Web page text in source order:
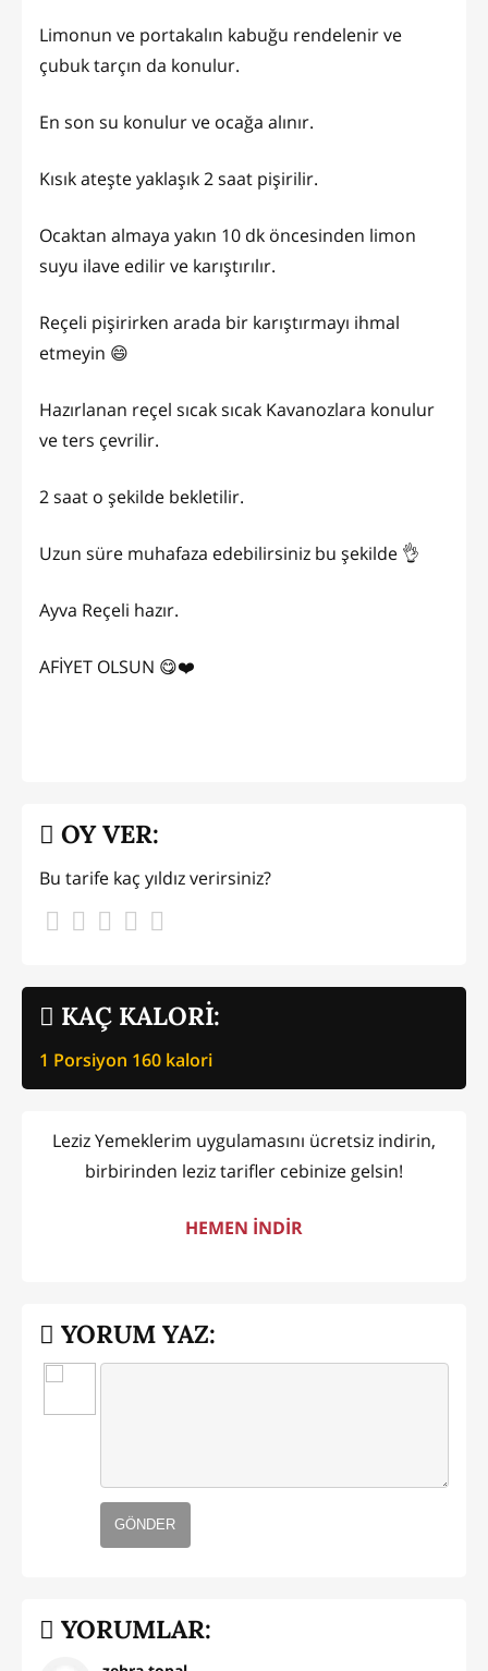
Limonun ve portakalın kabuğu rendelenir ve
çubuk tarçın da konulur.
En son su konulur ve ocağa alınır.
Kısık ateşte yaklaşık 2 saat pişirilir.
Ocaktan almaya yakın 10 dk öncesinden limon
suyu ilave edilir ve karıştırılır.
Reçeli pişirirken arada bir karıştırmayı ihmal
etmeyin 😄
Hazırlanan reçel sıcak sıcak Kavanozlara konulur
ve ters çevrilir.
2 saat o şekilde bekletilir.
Uzun süre muhafaza edebilirsiniz bu şekilde 👌
Ayva Reçeli hazır.
AFİYET OLSUN 😋❤️
KAÇ KALORİ:
1 Porsiyon 160 kalori
OY VER:
Bu tarife kaç yıldız verirsiniz?
Leziz Yemeklerim uygulamasını ücretsiz indirin,
birbirinden leziz tarifler cebinize gelsin!
HEMEN İNDİR
YORUM YAZ:
GÖNDER
YORUMLAR: